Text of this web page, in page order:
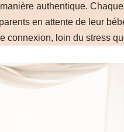
authentique.
en attente de leur
connexion, loin du stress